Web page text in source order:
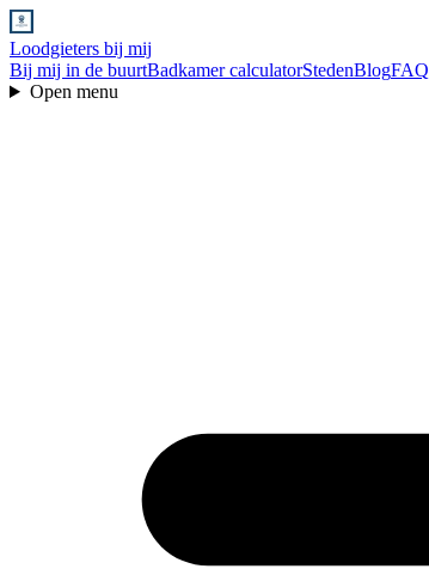
Loodgieters bij mij
Bij mij in de buurtBadkamer calculatorStedenBlogFAQ
Open menu